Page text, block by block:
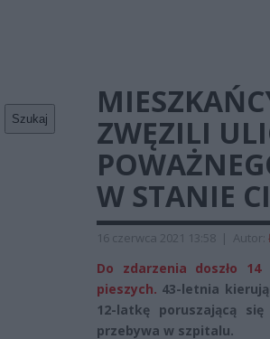
Szukaj
ZWĘZILI
W STANIE
16 czerwca 2021 13:58 | Autor:
Do zdarzenia doszło
pieszych. 43-letnia
12-latkę poruszającą
przebywa w szpitalu.